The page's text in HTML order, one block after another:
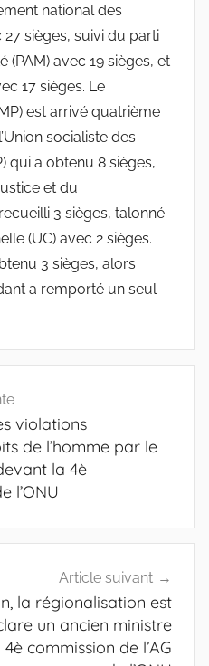
national des
27 sièges, suivi du parti
(PAM) avec 19 sièges, et
17 sièges. Le
est arrivé quatrième
socialiste des
qui a obtenu 8 sièges,
et du
3 sièges, talonné
(UC) avec 2 sièges.
3 sièges, alors
a remporté un seul
violations
de l’homme par le
la 4è
l’ONU
Article suivant
la régionalisation est
un ancien ministre
commission de l’AG